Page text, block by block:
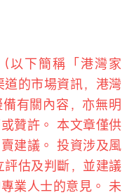
以下簡稱「港灣家
的市場資訊，港灣
有關內容，亦無明
贊許。 本文章僅供
建議。 投資涉及風
估及判斷，並建議
業人士的意見。 未